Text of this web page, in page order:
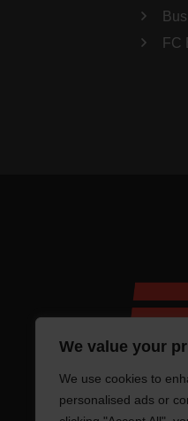
We value your
We use cookies to
personalised ads or
FC